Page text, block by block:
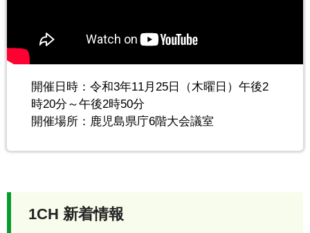
開催日時：令和3年11月25日（木曜日）午後2
時20分～午後2時50分
開催場所：鹿児島県庁6階大会議室
1CH 新着情報